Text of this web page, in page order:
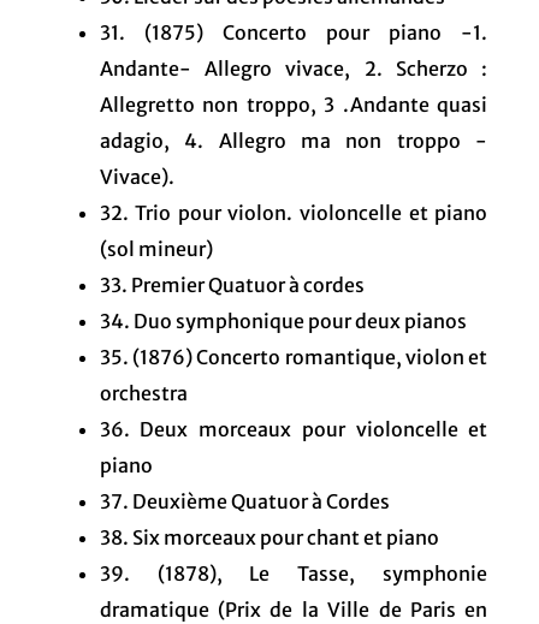
31. (1875) Concerto pour piano -1.
Andante- Allegro vivace, 2. Scherzo :
Allegretto non troppo, 3 .Andante quasi
adagio, 4. Allegro ma non troppo -
Vivace).
32. Trio pour violon. violoncelle et piano
(sol mineur)
33. Premier Quatuor à cordes
34. Duo symphonique pour deux pianos
35. (1876) Concerto romantique, violon et
orchestra
36. Deux morceaux pour violoncelle et
piano
37. Deuxième Quatuor à Cordes
38. Six morceaux pour chant et piano
39. (1878), Le Tasse, symphonie
dramatique (Prix de la Ville de Paris en